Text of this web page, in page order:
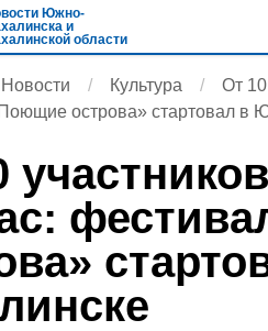
Южно-
и
области
Новости Культура
От 10
острова» стартовал в